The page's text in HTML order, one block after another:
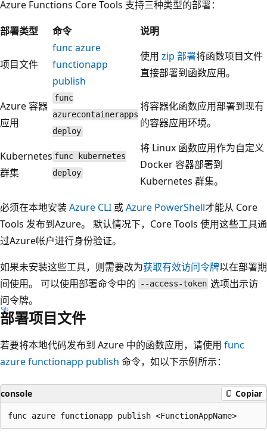
Azure Functions Core Tools 支持三种类型的部署：
部署类型
命令 说明
项目文件
func azure
functionapp
publish
使用 zip 部署将函数项目文件
直接部署到函数应用。
Azure 容器
应用
func
azurecontainerapps
deploy
将容器化函数应用部署到现有
的容器应用环境。
Kubernetes
群集
func kubernetes
deploy
将 Linux 函数应用作为自定义
Docker 容器部署到
Kubernetes 群集。
必须在本地安装Azure CLI 或Azure PowerShell才能从 Core
Tools 发布到Azure。 默认情况下，Core Tools 使用这些工具通
过Azure帐户进行身份验证。
如果未安装这些工具，则需要改为获取有效访问令牌以在部署期
间使用。 可以使用部署命令中的
--access-token 选项出示访
问令牌。
部署项目文件
若要将本地代码发布到 Azure 中的函数应用，请使用 func
azure functionapp publish 命令，如以下示例所示：
console Copiar